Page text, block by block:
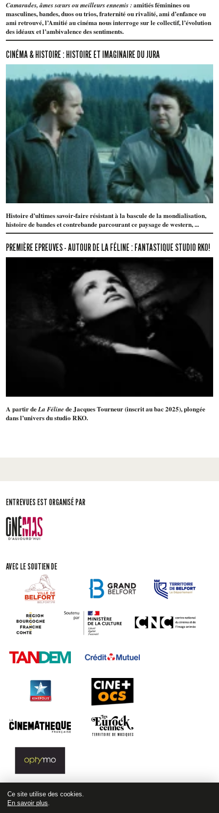
Camarades, âmes sœurs ou meilleurs ennemis :amitiés féminines ou
masculines, bandes, duos ou trios, fraternité ou rivalité, ami d’enfance ou
ami retrouvé, l’Amitié au cinéma nous interroge sur le collectif, l’évolution
des idéaux et l’ambivalence des sentiments.
CINÉMA & HISTOIRE : HISTOIRE ET IMAGINAIRE DU JURA
Histoire d’ultimes savoir-faire résistant à la bascule de la mondialisation,
histoire de bandes et contrebande parcourant ce paysage de western, ...
PREMIÈRE EPREUVES - AUTOUR DE LA FÉLINE : FANTASTIQUE STUDIO RKO!
A partir deLa Félinede Jacques Tourneur (inscrit au bac 2025), plongée
dans l’univers du studio RKO.
ENTREVUES EST ORGANISÉ PAR
AVEC LE SOUTIEN DE
Ce site utilise des cookies.
En savoir plus.